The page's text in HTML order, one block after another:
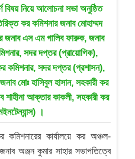
নিয়ে আলোচনা সভা অনুষ্ঠিত
কর কমিশনার জনাব মোহাম্মদ
জনাব এস এম গালিব ফারুক, জনাব
সদর দপ্তর (প্রায়োগিক),
কমিশনার, সদর দপ্তর (প্রশাসন),
মোঃ হাসিবুল হাসান, সহকারী কর
আক্তার কাকলী, সহকারী কর
।
কার্যালয়ে কর অঞ্চল-
অঞ্জন কুমার সাহার সভাপতিত্বে